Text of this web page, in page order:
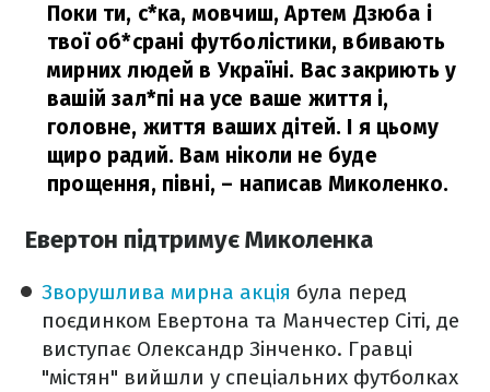
Поки ти, с*ка, мовчиш, Артем Дзюба і
твої об*срані футболістики, вбивають
мирних людей в Україні. Вас закриють у
вашій зал*пі на усе ваше життя і,
головне, життя ваших дітей. І я цьому
щиро радий. Вам ніколи не буде
прощення, півні, – написав Миколенко.
Евертон підтримує Миколенка
Зворушлива мирна акція була перед
поєдинком Евертона та Манчестер Сіті, де
виступає Олександр Зінченко. Гравці
"містян" вийшли у спеціальних футболках